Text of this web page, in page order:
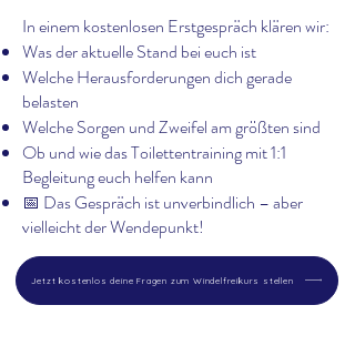
In einem kostenlosen Erstgespräch klären wir:
Was der aktuelle Stand bei euch ist
Welche Herausforderungen dich gerade
belasten
Welche Sorgen und Zweifel am größten sind
Ob und wie das Toilettentraining mit 1:1
Begleitung euch helfen kann
📅 Das Gespräch ist unverbindlich – aber
vielleicht der Wendepunkt!
Jetzt kostenlos deine Fragen zum Windelfreikurs stellen